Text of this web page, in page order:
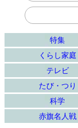
特集
くらし家庭
テレビ
たび・つり
科学
赤旗名人戦